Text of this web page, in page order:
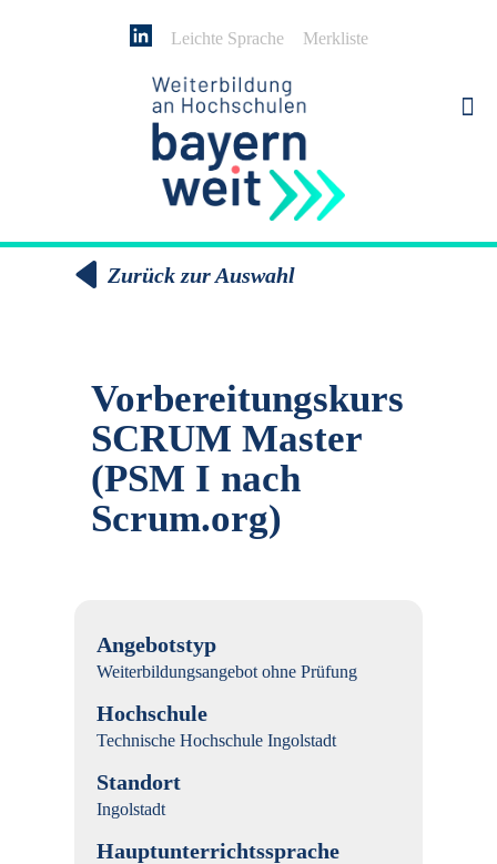
Leichte Sprache Merkliste
Zurück zur Auswahl
Vorbereitungskurs
SCRUM Master
(PSM I nach
Scrum.org)
Angebotstyp
Weiterbildungsangebot ohne Prüfung
Hochschule
Technische Hochschule Ingolstadt
Standort
Ingolstadt
Hauptunterrichtssprache